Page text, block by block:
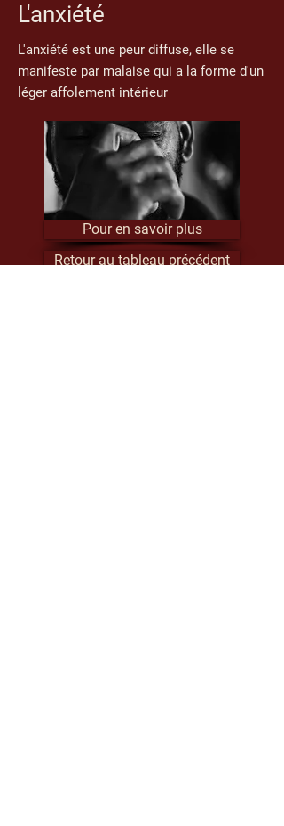
L'anxiété
L'anxiété est une peur diffuse, elle se
manifeste par malaise qui a la forme d'un
léger affolement intérieur
Pour en savoir plus
Retour au tableau précédent